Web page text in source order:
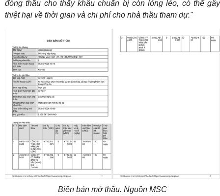
đóng thầu cho thấy khâu chuẩn bị còn lỏng lẻo, có thể gây
thiệt hại về thời gian và chi phí cho nhà thầu tham dự."
Biên bản mở thầu. Nguồn MSC